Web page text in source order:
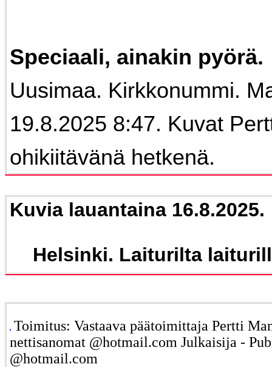
Speciaali, ainakin pyörä.
Uusimaa. Kirkkonummi.
19.8.2025 8:47. Kuvat
ohikiitävänä hetkenä.
Kuvia lauantaina 16.8.2025.
Helsinki. Laiturilta
Toimitus: Vastaava päätoimittaja Pertti
nettisanomat @hotmail.com Julkaisija -
@hotmail.com